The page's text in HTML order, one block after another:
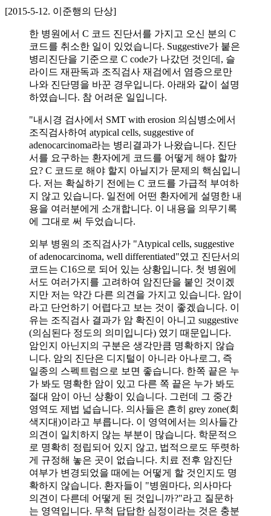
[2015-5-12. 이준행의 단상]
한 병원에서 C 코드 진단서를 가지고 오신 분의 C
코드를 취소한 일이 있었습니다. Suggestive가 붙은
병리진단을 기준으로 C code가 나갔던 것인데, 슬
라이드 재판독과 조직검사 재검에서 염증으로만
나와 진단명을 바꾼 경우입니다. 아래와 같이 설명
하였습니다. 참 어려운 일입니다.
"내시경 검사에서 SMT with erosion 의심병소에서
조직검사하여 atypical cells, suggestive of
adenocarcinoma라는 병리결과가 나왔습니다. 진단
서를 요구하는 환자에게 코드를 어떻게 해야 할까
요? C 코드로 해야 할지 아닐지가 문제의 핵심입니
다. 저는 확실하기 전에는 C 코드를 가급적 부여하
지 않고 있습니다. 일전에 어떤 환자에게 설명한 내
용을 여러분에게 소개합니다. 이 내용을 의무기록
에 그대로 써 두었습니다.
외부 병원의 조직검사가 "Atypical cells, suggestive
of adenocarcinoma, well differentiated"였고 진단서의
코드는 C16으로 되어 있는 상황입니다. 첫 병원에
서도 여러가지를 고려하여 암진단을 붙인 것이겠
지만 저는 약간 다른 의견을 가지고 있습니다. 암이
라고 단언하기 어렵다고 보는 것이 좋겠습니다. 이
유는 조직검사 결과가 암 확진이 아니고 suggestive
(의심된다 정도의 의미입니다) 였기 때문입니다.
암인지 아닌지의 구분은 생각만큼 명확하지 않습
니다. 암의 진단은 디지털이 아니라 아나로그, 즉
일종의 스펙트럼으로 보면 좋습니다. 한쪽 끝은 누
가 봐도 명확한 암이 있고 다른 쪽 끝은 누가 봐도
절대 암이 아닌 상황이 있습니다. 그런데 그 중간
영역도 제법 넓습니다. 의사들은 흔히 grey zone(회
색지대)이라고 부릅니다. 이 영역에서는 의사들간
의견이 일치하지 않는 부분이 많습니다. 학문적으
로 명확히 정립되어 있지 않고, 법적으로도 뚜렷하
게 규정해 놓은 곳이 없습니다. 치료 전후 암진단
여부가 변경되었을 때에는 어떻게 할 것인지도 명
확하지 않습니다. 환자들이 "병원마다, 의사마다
의견이 다른데 어떻게 된 것입니까?"라고 질문하
는 영역입니다. 무척 답답한 심정이라는 것은 충분